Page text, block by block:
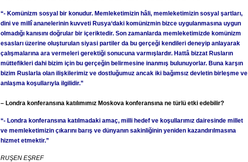
“- Komünizm sosyal bir konudur. Memleketimizin hâli, memleketimizin sosyal şartları,
dini ve millî ananelerinin kuvveti Rusya‘daki komünizmin bizce uygulanmasına uygun
olmadığı kanısını doğrular bir içeriktedir. Son zamanlarda memleketimizde komünizm
esasları üzerine oluşturulan siyasi partiler da bu gerçeği kendileri deneyip anlayarak
çalışmalarına ara vermeleri gerektiği sonucuna varmışlardır. Hattâ bizzat Rusların
müttefikleri dahi bizim için bu gerçeğin belirmesine inanmış bulunuyorlar. Buna karşın
bizim Ruslarla olan ilişkilerimiz ve dostluğumuz ancak iki bağımsız devletin birleşme ve
anlaşma koşullarıyla ilgilidir.”
– Londra konferansına katılımımız Moskova konferansına ne türlü etki edebilir?
“- Londra konferansına katılmadaki amaç, milli hedef ve koşullarımız dairesinde millet
ve memleketimizin çıkarını barış ve dünyanın sakinliğinin yeniden kazandırılmasına
hizmet etmektir.”
RUŞEN EŞREF